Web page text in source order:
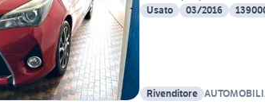
Usato 03/2016
Rivenditore